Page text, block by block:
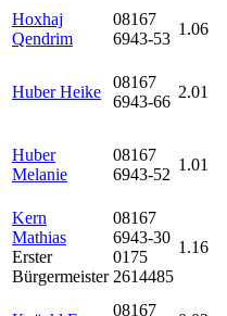
Hoxhaj
Qendrim
08167
6943-53
1.06
Huber Heike
08167
6943-66
2.01
Huber
Melanie
08167
6943-52
1.01
Kern
Mathias
Erster
Bürgermeister
08167
6943-30
0175
2614485
1.16
08167